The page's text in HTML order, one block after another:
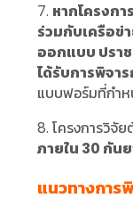
7. หากโครงก
ร่วมกับเครือข่
ออกแบบ ปรา
ได้รับการพิจา
แบบฟอร์มที่ก
8. โครงการวิจั
ภายใน 30 กัน
แนวทางกา